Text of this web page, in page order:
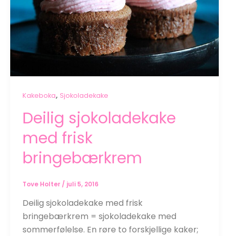
Kakeboka, Sjokoladekake
Deilig sjokoladekake
med frisk
bringebærkrem
Tove Holter/ juli 5, 2016
Deilig sjokoladekake med frisk
bringebærkrem = sjokoladekake med
sommerfølelse. En røre to forskjellige kaker;